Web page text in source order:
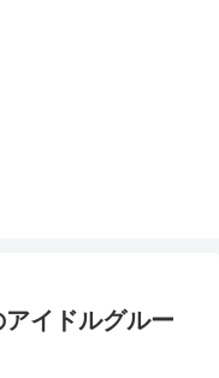
イドルグルー